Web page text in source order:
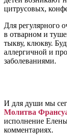
цитрусовых,
Для регулярного
в отварном и
тыкву, клюкву.
аллергичной и
заболеваниями.
И для души мы
Молитва
исполнение
комментариях.